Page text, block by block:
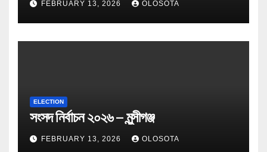
FEBRUARY 13, 2026 OLOSOTA
ELECTION
সংসদ নির্বাচন ২০২৬ – মুন্সীগঞ্জ
FEBRUARY 13, 2026 OLOSOTA